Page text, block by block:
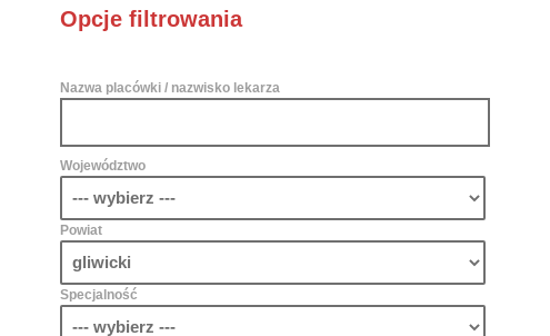
Opcje filtrowania
Nazwa placówki / nazwisko lekarza
Województwo
Powiat
Specjalność